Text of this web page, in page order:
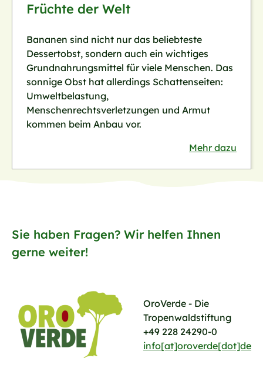
Früchte der Welt
Bananen sind nicht nur das beliebteste
Dessertobst, sondern auch ein wichtiges
Grundnahrungsmittel für viele Menschen. Das
sonnige Obst hat allerdings Schattenseiten:
Umweltbelastung,
Menschenrechtsverletzungen und Armut
kommen beim Anbau vor.
Mehr dazu
Sie haben Fragen? Wir helfen Ihnen
gerne weiter!
OroVerde - Die
Tropenwaldstiftung
+49 228 24290-0
info[at]oroverde[dot]de